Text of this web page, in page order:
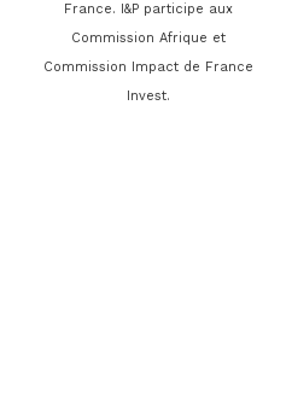
France. I&P participe aux
Commission Afrique et
Commission Impact de France
Invest.